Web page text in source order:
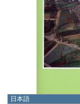
日本語